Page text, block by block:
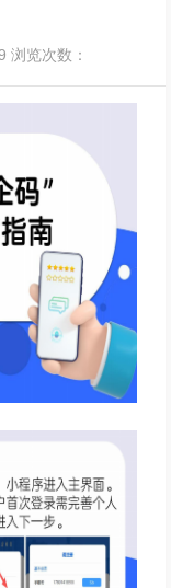
浏览次数：